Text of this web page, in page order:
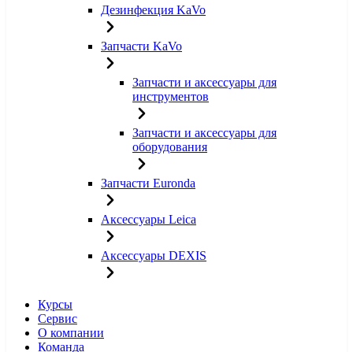
Дезинфекция KaVo
Запчасти KaVo
Запчасти и аксессуары для
инструментов
Запчасти и аксессуары для
оборудования
Запчасти Euronda
Аксессуары Leica
Аксессуары DEXIS
Курсы
Сервис
О компании
Команда